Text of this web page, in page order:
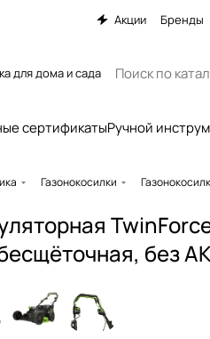
Акции Бренды
для дома и сада
сертификатыРучной
Газонокосилки
без